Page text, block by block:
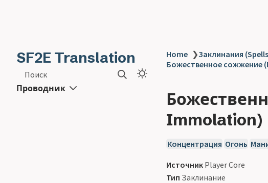
SF2E Translation
Поиск
Проводник
Home ❯Заклинания
Божественное сожжение
Immolation)
Концентрация Огонь
Источник Player Core
Тип Заклинание